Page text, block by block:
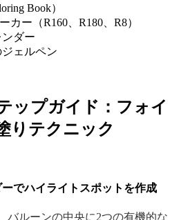
Book）
カー（R160、R180、R8）
ダー
ェルペン
ップガイド：フォイ
りテクニック
でハイライトスポットを作成
バルーンの中央に2つの有機的な